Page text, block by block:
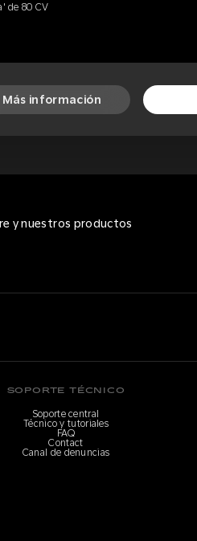
de 80 CV
Más información
y nuestros productos
SOPORTE TÉCNICO
Soporte central
Técnico y tutoriales
FAQ
Contact
Canal de denuncias